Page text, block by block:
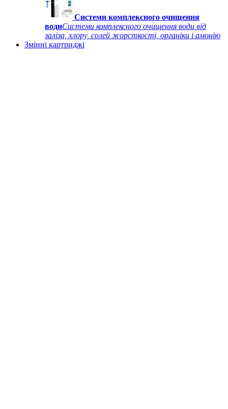
Системи комплексного очищення
водиСистеми комплексного очищення води від
заліза, хлору, солей жорсткості, органіки і амонію
Змінні картриджі